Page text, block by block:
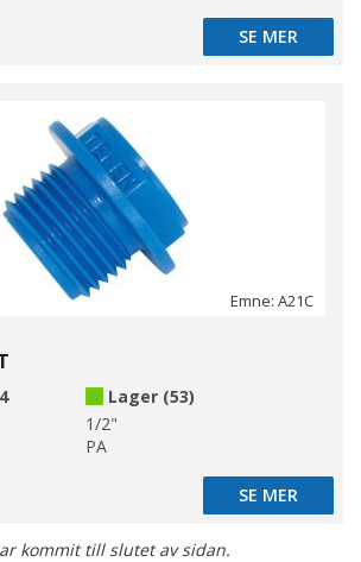
SE MER
SE MER
Emne: A21C
Lager (53)
1/2"
PA
SE MER
SE MER
kommit till slutet av sidan.